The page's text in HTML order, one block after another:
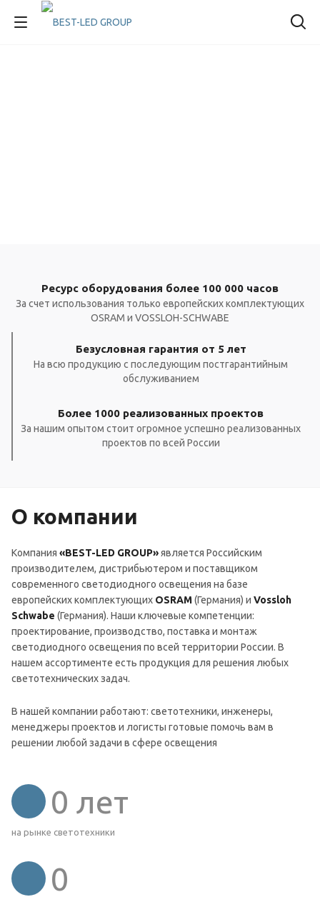
Ресурс оборудования более 100 000 часов
За счет использования только европейских комплектующих
OSRAM и VOSSLOH-SCHWABE
Безусловная гарантия от 5 лет
На всю продукцию с последующим постгарантийным
обслуживанием
Более 1000 реализованных проектов
За нашим опытом стоит огромное успешно реализованных
проектов по всей России
О компании
Компания «BEST-LED GROUP»является Российским
производителем, дистрибьютером и поставщиком
современного светодиодного освещения на базе
европейских комплектующих OSRAM(Германия) и Vossloh
Schwabe (Германия). Наши ключевые компетенции:
проектирование, производство, поставка и монтаж
светодиодного освещения по всей территории России. В
нашем ассортименте есть продукция для решения любых
светотехнических задач.
В нашей компании работают: светотехники, инженеры,
менеджеры проектов и логисты готовые помочь вам в
решении любой задачи в сфере освещения
0 лет
на рынке светотехники
0